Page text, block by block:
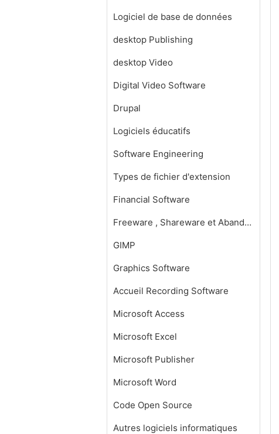
Logiciel de base de données
desktop Publishing
desktop Video
Digital Video Software
Drupal
Logiciels éducatifs
Software Engineering
Types de fichier d'extension
Financial Software
Freeware , Shareware et Abandonware
GIMP
Graphics Software
Accueil Recording Software
Microsoft Access
Microsoft Excel
Microsoft Publisher
Microsoft Word
Code Open Source
Autres logiciels informatiques